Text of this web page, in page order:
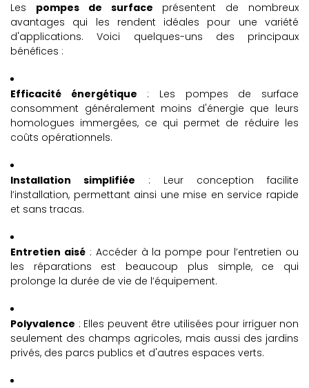
Les pompes de surface présentent de nombreux
avantages qui les rendent idéales pour une variété
d'applications. Voici quelques-uns des principaux
bénéfices :
Efficacité énergétique : Les pompes de surface
consomment généralement moins d'énergie que leurs
homologues immergées, ce qui permet de réduire les
coûts opérationnels.
Installation simplifiée : Leur conception facilite
l’installation, permettant ainsi une mise en service rapide
et sans tracas.
Entretien aisé: Accéder à la pompe pour l’entretien ou
les réparations est beaucoup plus simple, ce qui
prolonge la durée de vie de l’équipement.
Polyvalence : Elles peuvent être utilisées pour irriguer non
seulement des champs agricoles, mais aussi des jardins
privés, des parcs publics et d'autres espaces verts.